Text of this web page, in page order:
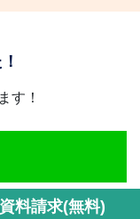
す！
資料請求(無料)